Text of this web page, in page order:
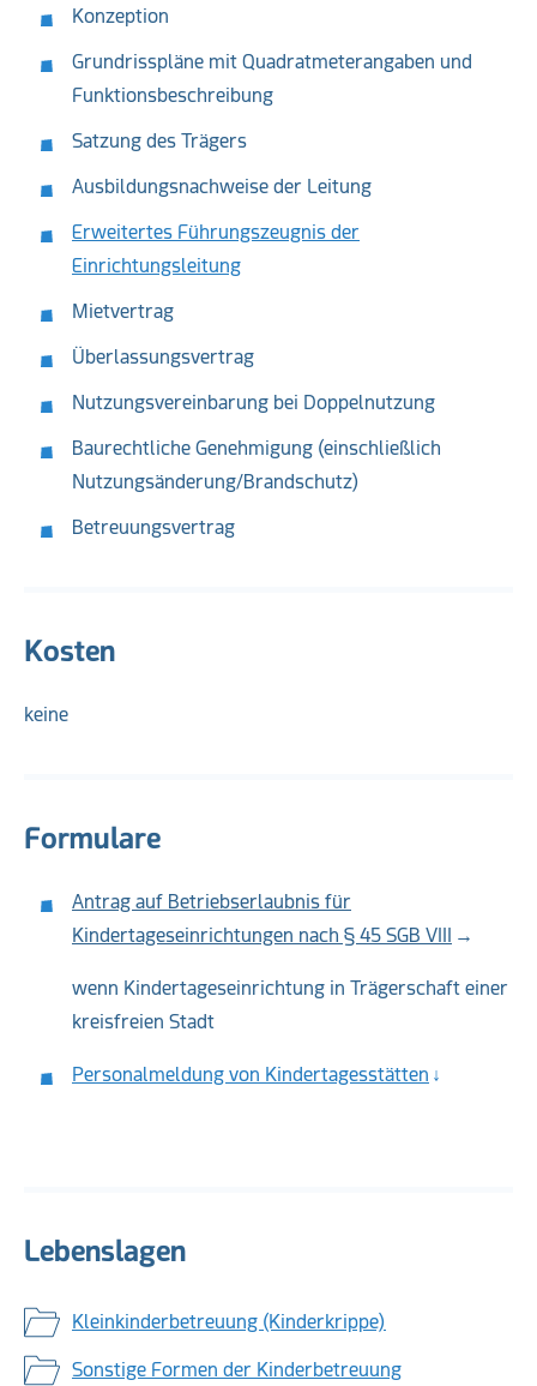
Konzeption
Grundrisspläne mit Quadratmeterangaben und
Funktionsbeschreibung
Satzung des Trägers
Ausbildungsnachweise der Leitung
Erweitertes Führungszeugnis der
Einrichtungsleitung
Mietvertrag
Überlassungsvertrag
Nutzungsvereinbarung bei Doppelnutzung
Baurechtliche Genehmigung (einschließlich
Nutzungsänderung/Brandschutz)
Betreuungsvertrag
Kosten
keine
Formulare
Antrag auf Betriebserlaubnis für
Kindertageseinrichtungen nach § 45 SGB VIII
wenn Kindertageseinrichtung in Trägerschaft einer
kreisfreien Stadt
Personalmeldung von Kindertagesstätten
Lebenslagen
Kleinkinderbetreuung (Kinderkrippe)
Sonstige Formen der Kinderbetreuung